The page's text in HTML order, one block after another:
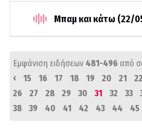
Μπαμ και κάτω (22/
Εμφάνιση ειδήσεων 481-496 από
‹
15 16 17 18 19 20 21 22
26
27 28 29 30 31 32 33
38
39 40 41 42 43 44 45